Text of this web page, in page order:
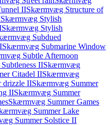
IISkærmvæg Structure of
Skærmvæg Stylish
Skærmvæg Stylish
Subdued
Skærmvæg Submarine Window
Subtle Afternoon
IISkærmvæg
Citadel IISkærmvæg
drizzle IISkærmvæg Summer
IISkærmvæg Summer
Skærmvæg Summer Games
Summer Lake
Summer Solstice II